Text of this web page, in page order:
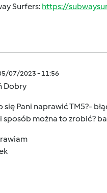
Surfers: https://
07/2023 - 11:56
Dobry
się Pani naprawić TM5?-
sposób można to zrobić?